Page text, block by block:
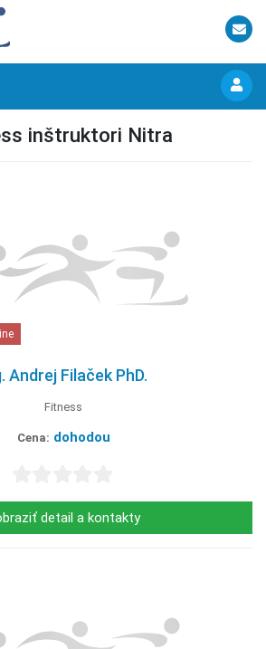
inštruktori Nitra
Andrej Filaček PhD.
Fitness
Cena: dohodou
detail a kontakty